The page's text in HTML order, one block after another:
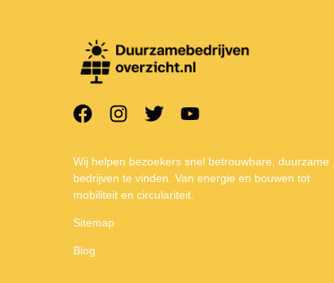
Wij helpen bezoekers snel betrouwbare, duurzame
bedrijven te vinden. Van energie en bouwen tot
mobiliteit en circulariteit.
Sitemap
Blog